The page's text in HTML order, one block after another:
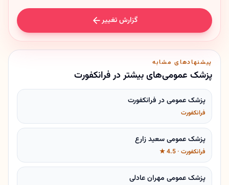
گزارش تغییر
پیشنهادهای مشابه
پزشک عمومی‌های بیشتر در فرانکفورت
پزشک عمومی در فرانکفورت
فرانکفورت
پزشک عمومی سعید زارع
فرانکفورت · 4.5 ★
پزشک عمومی مهران عادلی